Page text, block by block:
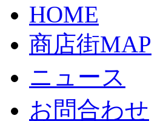
HOME
商店街MAP
ニュース
お問合わせ